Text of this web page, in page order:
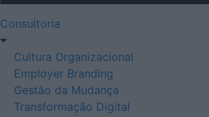
Consultoria
Cultura Organizacional
Employer Branding
Gestão da Mudança
Transformação Digital